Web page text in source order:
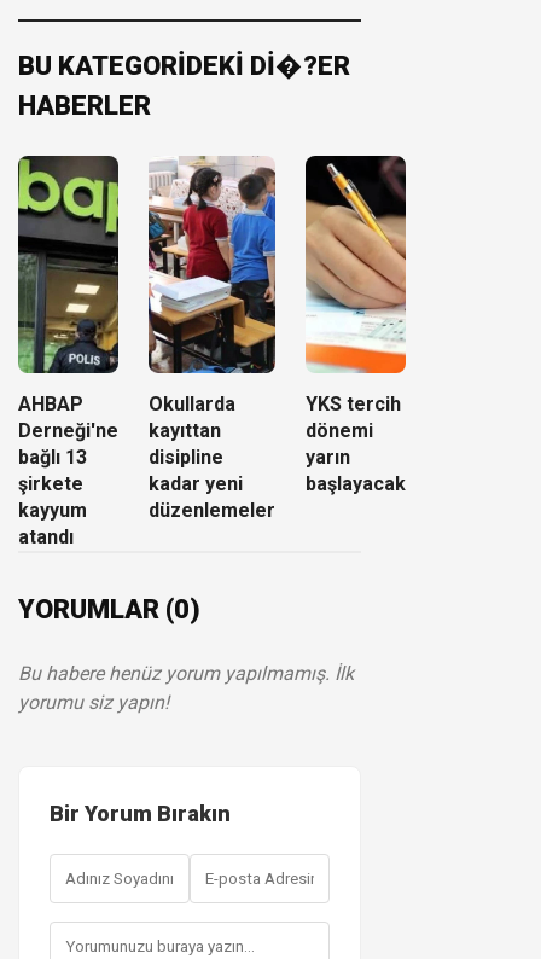
BU KATEGORİDEKİ Dİ�?ER
HABERLER
AHBAP
Derneği'ne
bağlı 13
şirkete
kayyum
atandı
Okullarda
kayıttan
disipline
kadar yeni
düzenlemeler
YKS tercih
dönemi
yarın
başlayacak
YORUMLAR (0)
Bu habere henüz yorum yapılmamış. İlk
yorumu siz yapın!
Bir Yorum Bırakın